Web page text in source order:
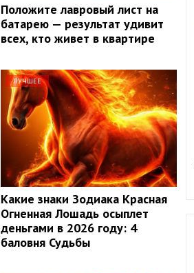
Положите лавровый лист на
батарею — результат удивит
всех, кто живет в квартире
ЛУЧШЕЕ
Какие знаки Зодиака Красная
Огненная Лошадь осыплет
деньгами в 2026 году: 4
баловня Судьбы